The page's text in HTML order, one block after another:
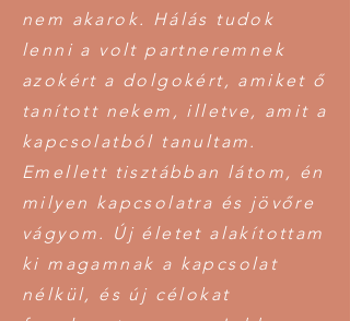
nem akarok. Hálás tudok
lenni a volt partneremnek
azokért a dolgokért, amiket ő
tanított nekem, illetve, amit a
kapcsolatból tanultam.
Emellett tisztábban látom, én
milyen kapcsolatra és jövőre
vágyom. Új életet alakítottam
ki magamnak a kapcsolat
nélkül, és új célokat